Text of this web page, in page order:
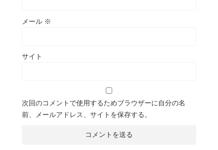
メール ※
サイト
次回のコメントで使用するためブラウザーに自分の名
前、メールアドレス、サイトを保存する。